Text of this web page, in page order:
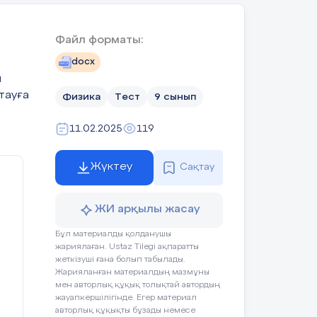
Файл форматы:
docx
Физика Тест 9 сынып
11.02.2025 119
Жүктеу Сақтау
ЖИ арқылы жасау
Бұл материалды қолданушы
жариялаған. Ustaz Tilegi ақпаратты
жеткізуші ғана болып табылады.
Жарияланған материалдың мазмұны
мен авторлық құқық толықтай автордың
жауапкершілігінде. Егер материал
авторлық құқықты бұзады немесе